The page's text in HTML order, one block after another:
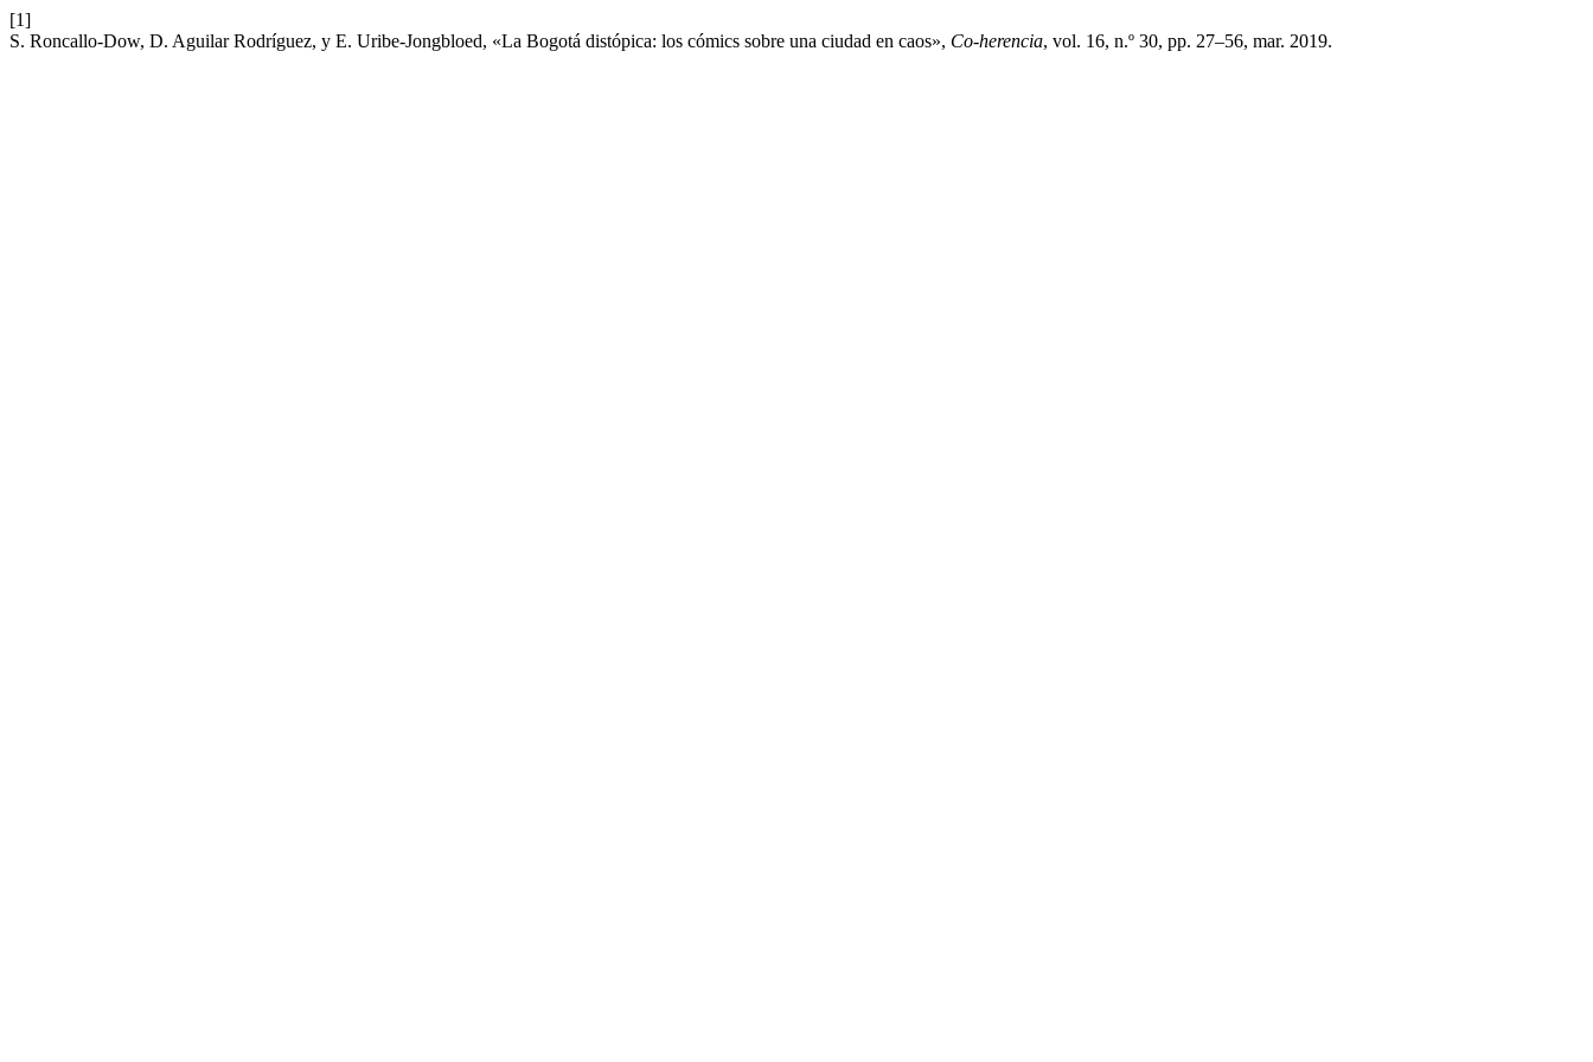
[1]
S. Roncallo-Dow, D. Aguilar Rodríguez, y E. Uribe-Jongbloed, «La Bogotá distópica: los cómics sobre una ciudad en caos», Co-herencia, vol. 16, n.º 30, pp. 27–56, mar. 2019.